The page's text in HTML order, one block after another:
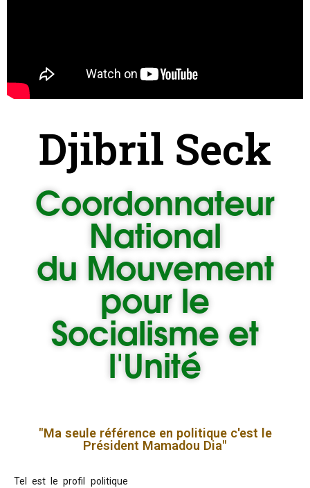
Djibril Seck
Coordonnateur
National
du Mouvement
pour le
Socialisme et
l'Unité
"Ma seule référence en politique c'est le
Président Mamadou Dia"
Tel est le profil politique